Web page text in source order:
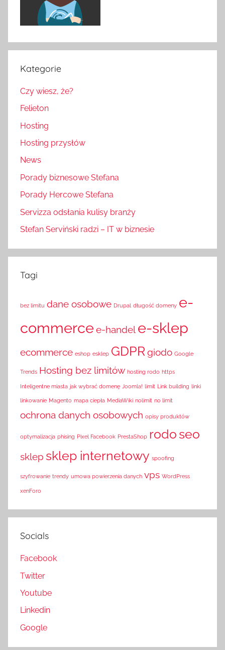
Kategorie
Czy wiesz, że?
Felieton
Hosting
Hosting przysłów
News
Porady biznesowe Stefana
Porady Hercowe Stefana
Servizza odsłania kulisy branży
Stefan Serviński radzi – IT w biznesie
Tagi
bez limitu dane osobowe Drupal długość domeny e-
commercee-handel e-sklep
ecommerce eshop esklep GDPRgiodo Google
Trends Hosting bez limitów hosting rodo https
Inteligentne miasta jak wybrać domenę Joomla! limit Link building linki
linkowanie Magento mapa ciepła MediaWiki nolimit no limit
ochrona danych osobowych opisy produktów
optymalizacja phising Pixel Facebook PrestaShop rodo seo
sklep sklep internetowy spoofing
szyfrowanie trendy umowa powierzenia danych vps WordPress
xenForo
Socials
Facebook
Twitter
Youtube
Linkedin
Google